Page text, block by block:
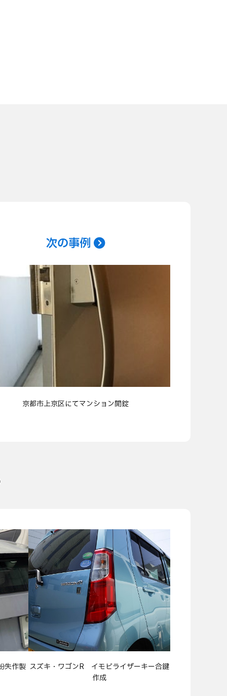
次の事例
京都市上京区にてマンション開錠
失作製 スズキ・ワゴンR イモビライザーキー合鍵
作成